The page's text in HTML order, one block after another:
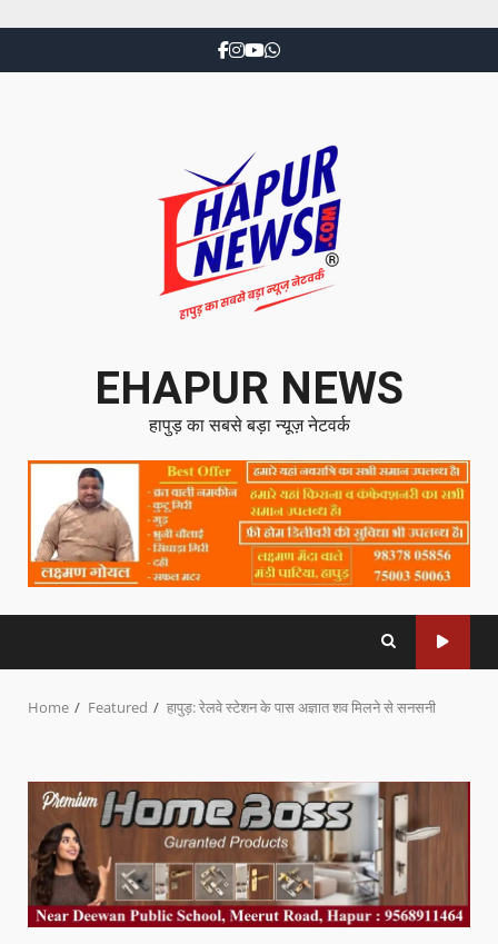
EHAPUR NEWS
हापुड़ का सबसे बड़ा न्यूज़ नेटवर्क
Home Featured हापुड़: रेलवे स्टेशन के पास अज्ञात शव मिलने से सनसनी